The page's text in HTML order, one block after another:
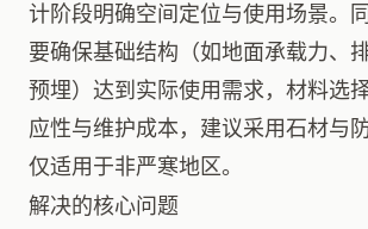
计阶段明确空间定位与使用场景。
要确保基础结构（如地面承载力、
预埋）达到实际使用需求，材料选
应性与维护成本，建议采用石材与
仅适用于非严寒地区。
解决的核心问题